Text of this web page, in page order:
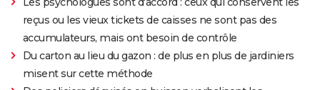
reçus ou les vieux tickets de caisses ne sont pas des
accumulateurs, mais ont besoin de contrôle
Du carton au lieu du gazon : de plus en plus de jardiniers
misent sur cette méthode